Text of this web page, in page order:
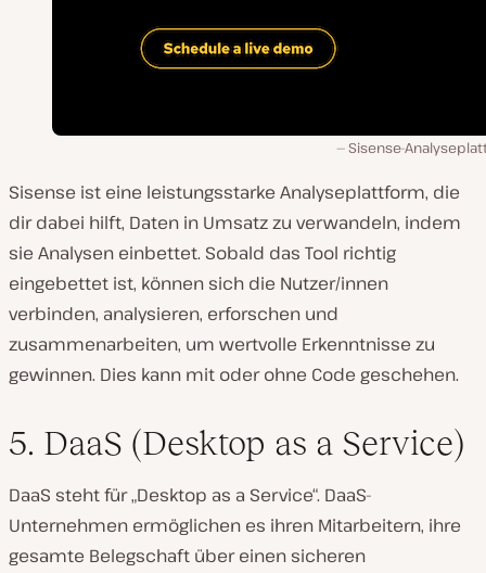
Sisense-
Sisense ist eine leistungsstarke Analyseplattform, die
dir dabei hilft, Daten in Umsatz zu verwandeln, indem
sie Analysen einbettet. Sobald das Tool richtig
eingebettet ist, können sich die Nutzer/innen
verbinden, analysieren, erforschen und
zusammenarbeiten, um wertvolle Erkenntnisse zu
gewinnen. Dies kann mit oder ohne Code geschehen.
5. DaaS (Desktop as a Service)
DaaS steht für „Desktop as a Service“. DaaS-
Unternehmen ermöglichen es ihren Mitarbeitern, ihre
gesamte Belegschaft über einen sicheren